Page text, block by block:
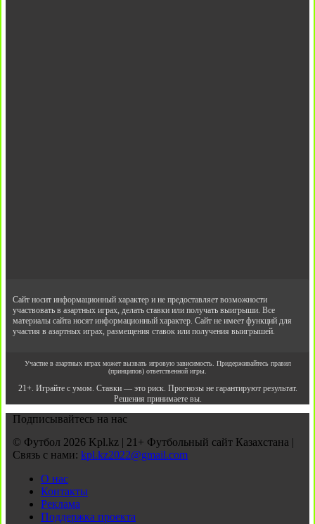
Сайт носит информационный характер и не предоставляет возможности
участвовать в азартных играх, делать ставки или получать выигрыши. Все
материалы сайта носят информационный характер. Сайт не имеет функций для
участия в азартных играх, размещения ставок или получения выигрышей.
Участие в азартных играх может вызвать игровую зависимость. Придерживайтесь правил
(принципов) ответственной игры.
21+. Играйте с умом. Ставки — это риск. Прогнозы не гарантируют результат.
Решения принимаете вы.
Подписывайтесь на нас
© Футбол 2026 Kpl.kz | 21+ Футбольный сайт Казахстана |
Связь с нами: kpl.kz2022@gmail.com
О нас
Контакты
Реклама
Поддержка проекта